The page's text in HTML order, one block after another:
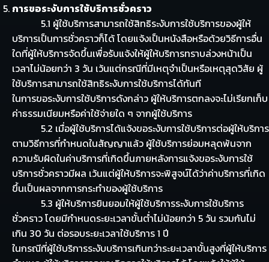
การขอระงับการใช้บริการชั่วคราว
5.1 ผู้ใช้บริการสามารถใช้สิทธิระงับการใช้บริการของผู้ให้
บริการเป็นการชั่วคราวก็ได้ โดยแจ้งเป็นหนังสือหรือด้วยวิธีการอื่น
ใดที่ผู้ให้บริการจัดขึ้นเพื่อรับแจ้งให้ผู้ให้บริการทราบล่วงหน้าเป็น
เวลาไม่น้อยกว่า 3 วัน เว้นแต่กรณีที่มีเหตุจำเป็นหรือเหตุสุดวิสัย ผู้
ใช้บริการสามารถใช้สิทธิระงับการใช้บริการได้ทันที
ในการขอระงับการใช้บริการดังกล่าว ผู้ให้บริการตกลงจะไม่เรียกเก็บ
ค่าธรรมเนียมหรือค่าใช้จ่ายใด ๆ จากผู้ใช้บริการ
5.2 เมื่อผู้ใช้บริการได้แจ้งขอระงับการใช้บริการต่อผู้ให้บริการ
ตามวิธีการที่กำหนดในสัญญาแล้ว ผู้ใช้บริการย่อมหลุดพ้นจาก
ความรับผิดในค่าบริการที่เกิดขึ้นภายหลังการแจ้งขอระงับการใช้
บริการชั่วคราวมีผล เว้นแต่ผู้ให้บริการจะพิสูจน์ได้ว่าค่าบริการที่เกิด
ขึ้นเป็นผลจากการกระทำของผู้ใช้บริการ
5.3 ผู้ให้บริการยินยอมให้ผู้ใช้บริการระงับการใช้บริการ
ชั่วคราว โดยมีกำหนดระยะเวลาขั้นต่ำไม่น้อยกว่า 5 วัน รวมกันไม่
เกิน 30 วัน ต่อรอบระยะเวลาใช้บริการ 1 ปี
ในกรณีที่ผู้ใช้บริการระงับบริการเกินกว่าระยะเวลาขั้นสูงที่ผู้ให้บริการ